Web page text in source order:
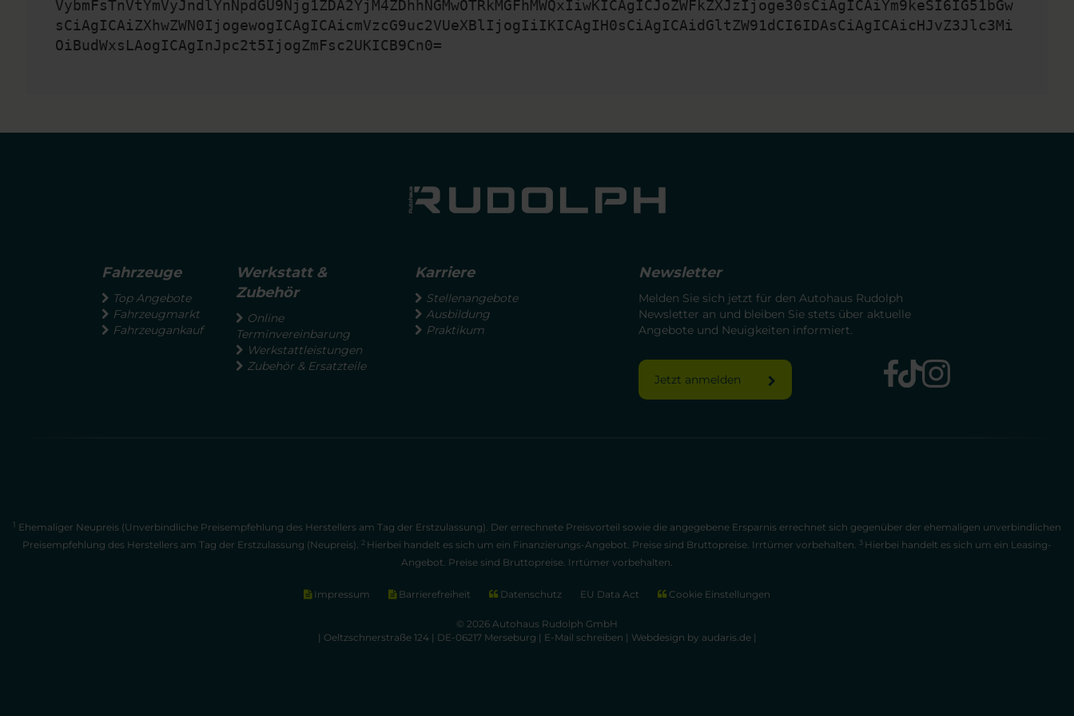
VybmFsTnVtYmVyJndlYnNpdGU9Njg1ZDA2YjM4ZDhhNGMwOTRkMGFhMWQxIiwKICAgICJoZWFkZXJzIjoge30sCiAgICAiYm9keSI6IG51bGw
sCiAgICAiZXhwZWN0IjogewogICAgICAicmVzcG9uc2VUeXBlIjogIiIKICAgIH0sCiAgICAidGltZW91dCI6IDAsCiAgICAicHJvZ3Jlc3Mi
OiBudWxsLAogICAgInJpc2t5IjogZmFsc2UKICB9Cn0=
Fahrzeuge
Top Angebote
Fahrzeugmarkt
Fahrzeugankauf
Werkstatt &
Zubehör
Online
Terminvereinbarung
Werkstattleistungen
Zubehör & Ersatzteile
Karriere
Stellenangebote
Ausbildung
Praktikum
Newsletter
Melden Sie sich jetzt für den Autohaus Rudolph
Newsletter an und bleiben Sie stets über aktuelle
Angebote und Neuigkeiten informiert.
Jetzt anmelden
1 Ehemaliger Neupreis (Unverbindliche Preisempfehlung des Herstellers am Tag der Erstzulassung). Der errechnete Preisvorteil sowie die angegebene Ersparnis errechnet sich gegenüber der ehemaligen unverbindlichen
Preisempfehlung des Herstellers am Tag der Erstzulassung (Neupreis). 2 Hierbei handelt es sich um ein Finanzierungs-Angebot. Preise sind Bruttopreise. Irrtümer vorbehalten. 3 Hierbei handelt es sich um ein Leasing-
Angebot. Preise sind Bruttopreise. Irrtümer vorbehalten.
Impressum Barrierefreiheit Datenschutz EU Data Act Cookie Einstellungen
© 2026 Autohaus Rudolph GmbH
| Oeltzschnerstraße 124 | DE-06217 Merseburg | E-Mail schreiben | Webdesign by audaris.de|